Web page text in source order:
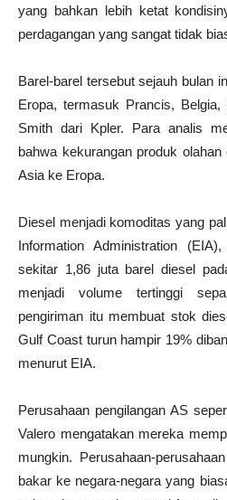
yang bahkan lebih ketat
perdagangan yang sangat tidak
Barel-barel tersebut sejauh bulan
Eropa, termasuk Prancis,
Smith dari Kpler. Para analis
bahwa kekurangan produk
Asia ke Eropa.
Diesel menjadi komoditas yang
Information Administration
sekitar 1,86 juta barel diesel
menjadi volume tertinggi
pengiriman itu membuat stok
Gulf Coast turun hampir 19%
menurut EIA.
Perusahaan pengilangan AS
Valero mengatakan mereka
mungkin. Perusahaan-
bakar ke negara-negara yang